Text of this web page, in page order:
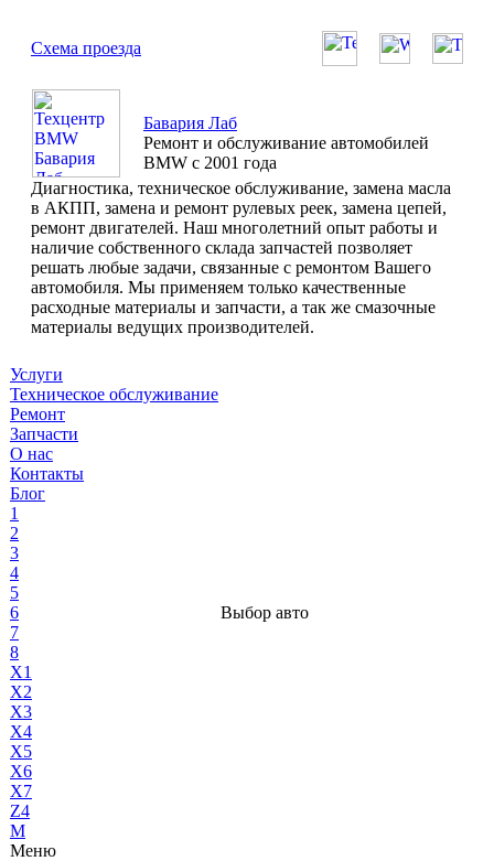
Схема проезда
Бавария Лаб
Ремонт и обслуживание автомобилей
BMW с 2001 года
Диагностика, техническое обслуживание, замена масла
в АКПП, замена и ремонт рулевых реек, замена цепей,
ремонт двигателей. Наш многолетний опыт работы и
наличие собственного склада запчастей позволяет
решать любые задачи, связанные с ремонтом Вашего
автомобиля. Мы применяем только качественные
расходные материалы и запчасти, а так же смазочные
материалы ведущих производителей.
Услуги
Техническое обслуживание
Ремонт
Запчасти
О нас
Контакты
Блог
1
2
3
4
5
6
7
8
X1
X2
X3
X4
X5
X6
X7
Z4
М
Меню
Выбор авто